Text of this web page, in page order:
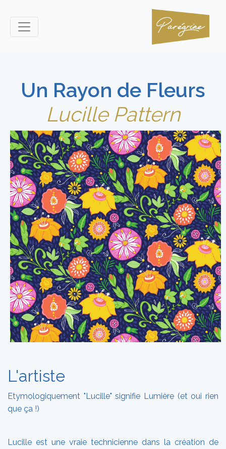
Un Rayon de Fleurs
Lucille Pattern
L'artiste
Etymologiquement "Lucille" signifie Lumière (et oui rien
que ça !)
Lucille est une vraie technicienne dans la création de